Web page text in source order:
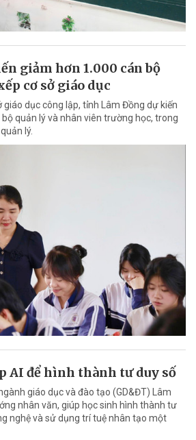
giảm hơn 1.000 cán bộ
cơ sở giáo dục
giáo dục công lập, tỉnh Lâm Đồng dự kiến
quản lý và nhân viên trường học, trong
lý.
AI để hình thành tư duy số
giáo dục và đào tạo (GD&ĐT) Lâm
nhân văn, giúp học sinh hình thành tư
nghệ và sử dụng trí tuệ nhân tạo một